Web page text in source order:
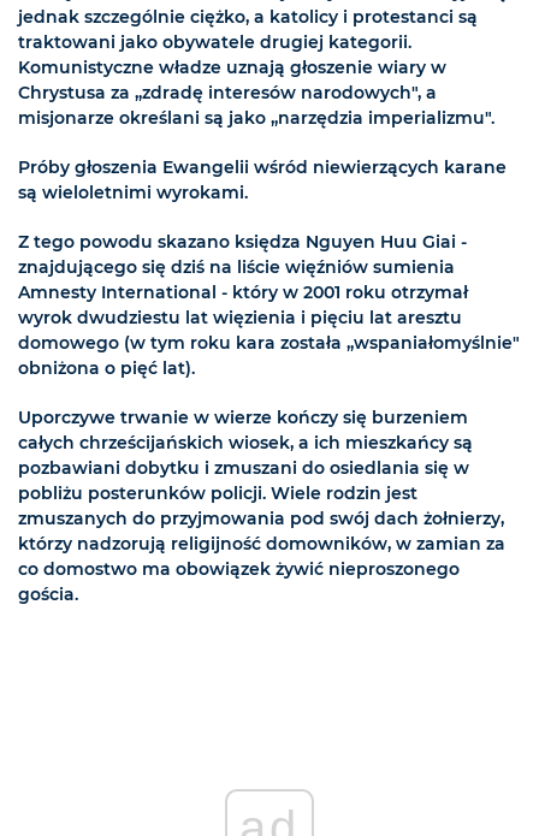
jednak szczególnie ciężko, a katolicy i protestanci są
traktowani jako obywatele drugiej kategorii.
Komunistyczne władze uznają głoszenie wiary w
Chrystusa za „zdradę interesów narodowych", a
misjonarze określani są jako „narzędzia imperializmu".
Próby głoszenia Ewangelii wśród niewierzących karane
są wieloletnimi wyrokami.
Z tego powodu skazano księdza Nguyen Huu Giai -
znajdującego się dziś na liście więźniów sumienia
Amnesty International - który w 2001 roku otrzymał
wyrok dwudziestu lat więzienia i pięciu lat aresztu
domowego (w tym roku kara została „wspaniałomyślnie"
obniżona o pięć lat).
Uporczywe trwanie w wierze kończy się burzeniem
całych chrześcijańskich wiosek, a ich mieszkańcy są
pozbawiani dobytku i zmuszani do osiedlania się w
pobliżu posterunków policji. Wiele rodzin jest
zmuszanych do przyjmowania pod swój dach żołnierzy,
którzy nadzorują religijność domowników, w zamian za
co domostwo ma obowiązek żywić nieproszonego
gościa.